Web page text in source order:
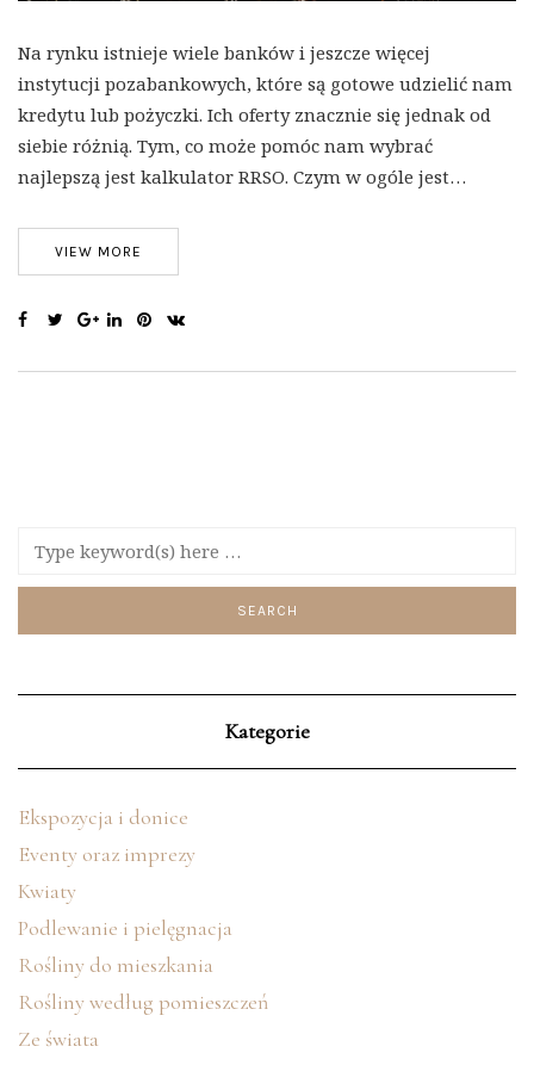
Na rynku istnieje wiele banków i jeszcze więcej
instytucji pozabankowych, które są gotowe udzielić nam
kredytu lub pożyczki. Ich oferty znacznie się jednak od
siebie różnią. Tym, co może pomóc nam wybrać
najlepszą jest kalkulator RRSO. Czym w ogóle jest…
VIEW MORE
Kategorie
Ekspozycja i donice
Eventy oraz imprezy
Kwiaty
Podlewanie i pielęgnacja
Rośliny do mieszkania
Rośliny według pomieszczeń
Ze świata